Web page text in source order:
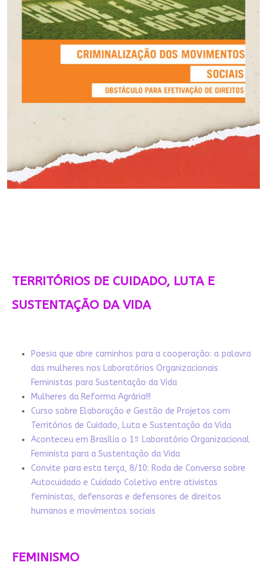
TERRITÓRIOS DE CUIDADO, LUTA E
SUSTENTAÇÃO DA VIDA
Poesia que abre caminhos para a cooperação: a palavra
das mulheres nos Laboratórios Organizacionais
Feministas para Sustentação da Vida
Mulheres da Reforma Agrária!!!
Curso sobre Elaboração e Gestão de Projetos com
Territórios de Cuidado, Luta e Sustentação da Vida
Aconteceu em Brasília o 1º Laboratório Organizacional
Feminista para a Sustentação da Vida
Convite para esta terça, 8/10: Roda de Conversa sobre
Autocuidado e Cuidado Coletivo entre ativistas
feministas, defensoras e defensores de direitos
humanos e movimentos sociais
FEMINISMO